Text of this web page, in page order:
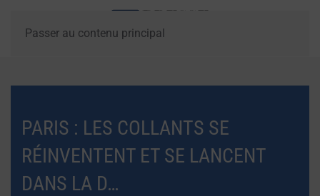
Passer au contenu principal
PARIS : LES COLLANTS SE
RÉINVENTENT ET SE LANCENT
DANS LA D…